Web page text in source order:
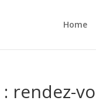
Home
: rendez-